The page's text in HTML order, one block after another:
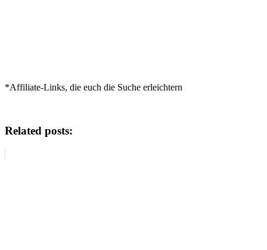
*Affiliate-Links, die euch die Suche erleichtern
Related posts: